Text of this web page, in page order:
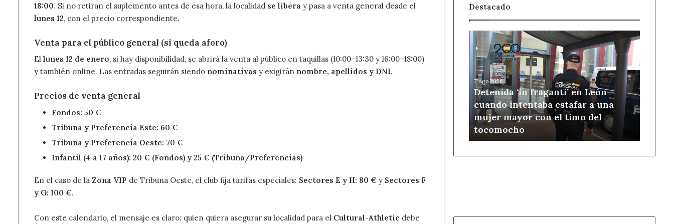
18:00. Si no retiran el suplemento antes de esa hora, la localidad se libera y pasa a venta general desde el
lunes 12, con el precio correspondiente.
Venta para el público general (si queda aforo)
El lunes 12 de enero, si hay disponibilidad, se abrirá la venta al público en taquillas (10:00–13:30 y 16:00–18:00)
y también online. Las entradas seguirán siendo nominativas y exigirán nombre, apellidos y DNI.
Precios de venta general
Fondos: 50 €
Tribuna y Preferencia Este: 60 €
Tribuna y Preferencia Oeste: 70 €
Infantil (4 a 17 años): 20 € (Fondos) y 25 € (Tribuna/Preferencias)
En el caso de la Zona VIP de Tribuna Oeste, el club fija tarifas especiales: Sectores E y H: 80 € y Sectores F
y G: 100 €.
Con este calendario, el mensaje es claro: quien quiera asegurar su localidad para el Cultural-Athletic debe
Destacado
Detenida
‘in
fraganti’
León
cuando
intentaba
estafar
a
una
mujer
7 Ago 2026
Detenida ‘in fraganti’ en León
cuando intentaba estafar a una
mujer mayor con el timo del
tocomocho